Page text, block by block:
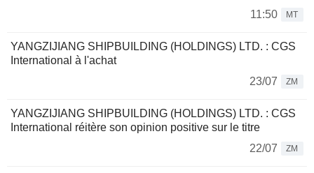
11:50
MT
YANGZIJIANG SHIPBUILDING (HOLDINGS) LTD. : CGS
International à l'achat
23/07
ZM
YANGZIJIANG SHIPBUILDING (HOLDINGS) LTD. : CGS
International réitère son opinion positive sur le titre
22/07
ZM